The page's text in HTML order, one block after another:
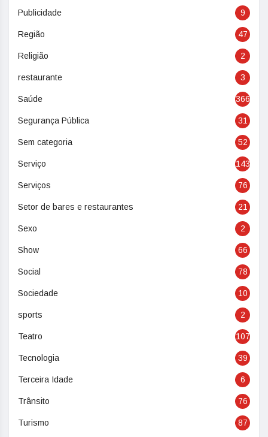
Publicidade 9
Região 47
Religião 2
restaurante 3
Saúde 366
Segurança Pública 31
Sem categoria 52
Serviço 143
Serviços 76
Setor de bares e restaurantes 21
Sexo 2
Show 66
Social 78
Sociedade 10
sports 2
Teatro 107
Tecnologia 39
Terceira Idade 6
Trânsito 76
Turismo 87